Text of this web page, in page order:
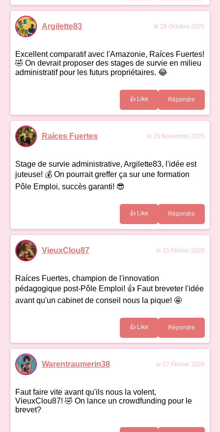
Argilette83 le 28 Octobre 2025
Excellent comparatif avec l'Amazonie, Raíces Fuertes!
🤣 On devrait proposer des stages de survie en milieu
administratif pour les futurs propriétaires. 😂
👍 Like Répondre
Raíces Fuertes le 25 Novembre 2025
Stage de survie administrative, Argilette83, l'idée est
juteuse! 💰 On pourrait greffer ça sur une formation
Pôle Emploi, succès garanti! 😎
👍 Like Répondre
VieuxClou87 le 15 Février 2026
Raíces Fuertes, champion de l'innovation
pédagogique post-Pôle Emploi! 👍 Faut breveter l'idée
avant qu'un cabinet de conseil nous la pique! 🤩
👍 Like Répondre
Warentraumerin38 le 27 Février 2026
Faut faire vite avant qu'ils nous la volent,
VieuxClou87! 🤣 On lance un crowdfunding pour le
brevet?